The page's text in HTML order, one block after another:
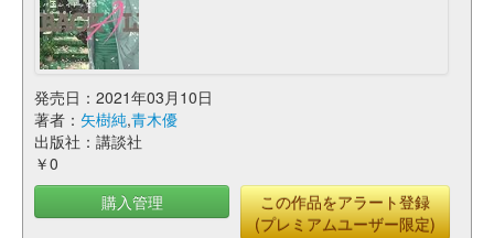
発売日：2021年03月10日
著者： 矢樹純,青木優
出版社：講談社
￥0
購入管理
この作品をアラート登録
(プレミアムユーザー限定)